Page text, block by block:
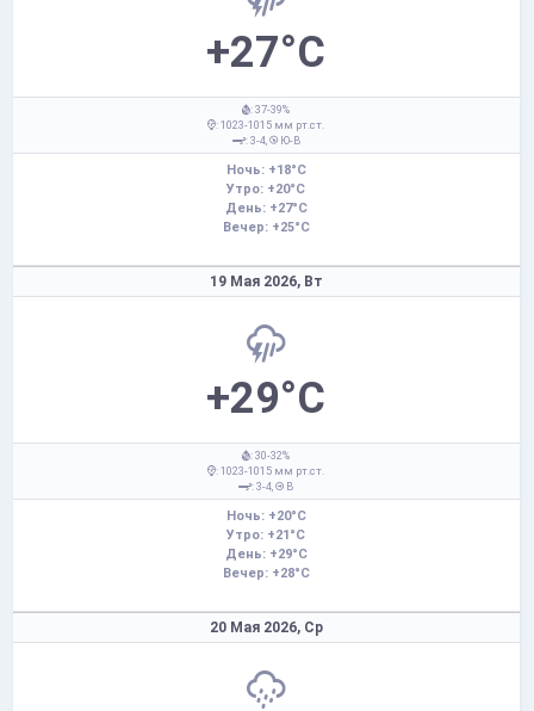
+27°C
: 37-39%
: 1023-1015 мм рт.ст.
: 3-4,
Ю-В
Ночь: +18°C
Утро: +20°C
День: +27°C
Вечер: +25°C
19 Мая 2026, Вт
+29°C
: 30-32%
: 1023-1015 мм рт.ст.
: 3-4,
В
Ночь: +20°C
Утро: +21°C
День: +29°C
Вечер: +28°C
20 Мая 2026, Ср